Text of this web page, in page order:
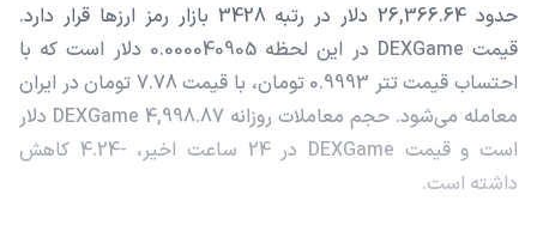
حدود 26,366.64 دلار در رتبه 3428 بازار رمز ارزها قرار دارد.
قیمت DEXGame در این لحظه 0.000040905 دلار است که با
احتساب قیمت تتر 0.9993 تومان، با قیمت 7.78 تومان در ایران
معامله می‌شود. حجم معاملات روزانه DEXGame 4,998.87 دلار
است و قیمت DEXGame در 24 ساعت اخیر، -4.24 کاهش
داشته است.